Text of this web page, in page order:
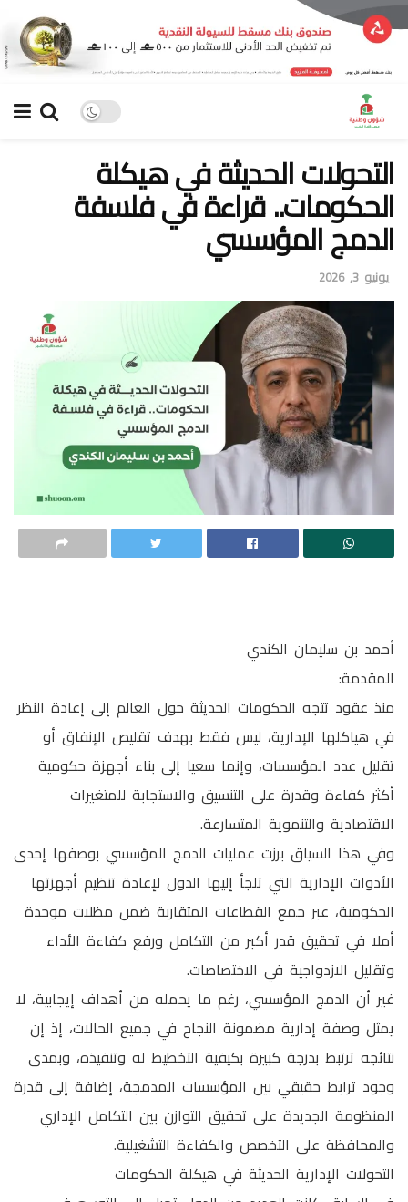
التحولات الحديثة في هيكلة
الحكومات.. قراءة في فلسفة
الدمج المؤسسي
يونيو 3, 2026
أحمد بن سليمان الكندي
المقدمة:
منذ عقود تتجه الحكومات الحديثة حول العالم إلى إعادة النظر
في هياكلها الإدارية، ليس فقط بهدف تقليص الإنفاق أو
تقليل عدد المؤسسات، وإنما سعيا إلى بناء أجهزة حكومية
أكثر كفاءة وقدرة على التنسيق والاستجابة للمتغيرات
الاقتصادية والتنموية المتسارعة.
وفي هذا السياق برزت عمليات الدمج المؤسسي بوصفها إحدى
الأدوات الإدارية التي تلجأ إليها الدول لإعادة تنظيم أجهزتها
الحكومية، عبر جمع القطاعات المتقاربة ضمن مظلات موحدة
أملا في تحقيق قدر أكبر من التكامل ورفع كفاءة الأداء
وتقليل الازدواجية في الاختصاصات.
غير أن الدمج المؤسسي، رغم ما يحمله من أهداف إيجابية، لا
يمثل وصفة إدارية مضمونة النجاح في جميع الحالات، إذ إن
نتائجه ترتبط بدرجة كبيرة بكيفية التخطيط له وتنفيذه، وبمدى
وجود ترابط حقيقي بين المؤسسات المدمجة، إضافة إلى قدرة
المنظومة الجديدة على تحقيق التوازن بين التكامل الإداري
والمحافظة على التخصص والكفاءة التشغيلية.
التحولات الإدارية الحديثة في هيكلة الحكومات